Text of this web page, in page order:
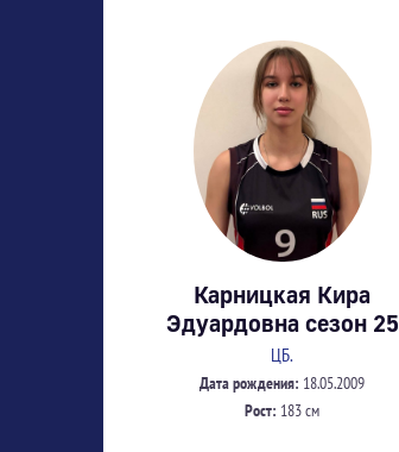
Карницкая Кира
Эдуардовна сезон 25
ЦБ.
Дата рождения: 18.05.2009
Рост: 183 см